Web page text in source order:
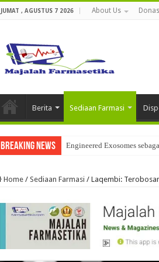
JUMAT , AGUSTUS 7 2026 About Us
Berita Sediaan Farmasi
Breaking News Engineered Exosomes
Home / Sediaan Farmasi / Laqembi: